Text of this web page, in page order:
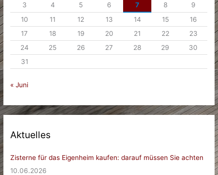
3
4 5 6 7 8
9
10
11 12 13 14 15
16
17
18 19 20 21 22
23
24
25 26 27 28 29
30
31
« Juni
Aktuelles
Zisterne für das Eigenheim kaufen: darauf müssen Sie achten
10.06.2026